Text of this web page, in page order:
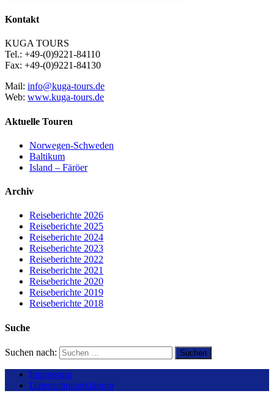
Kontakt
KUGA TOURS
Tel.: +49-(0)9221-84110
Fax: +49-(0)9221-84130
Mail: info@kuga-tours.de
Web: www.kuga-tours.de
Aktuelle Touren
Norwegen-Schweden
Baltikum
Island – Färöer
Archiv
Reiseberichte 2026
Reiseberichte 2025
Reiseberichte 2024
Reiseberichte 2023
Reiseberichte 2022
Reiseberichte 2021
Reiseberichte 2020
Reiseberichte 2019
Reiseberichte 2018
Suche
Suchen nach:
Impressum
Datenschutzerklärung